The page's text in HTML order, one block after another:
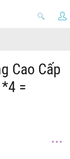
Cao Cấp
=